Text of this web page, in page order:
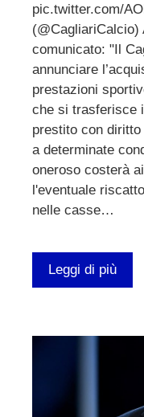
pic.twitter.com/
(@CagliariCalcio)
comunicato: "Il
annunciare
prestazioni
che si trasferisce
prestito con
a determinate
oneroso costerà
l'eventuale
nelle casse…
Leggi di più